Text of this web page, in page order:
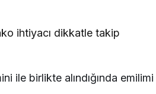
ihtiyacı dikkatle takip
ile birlikte alındığında emilimi